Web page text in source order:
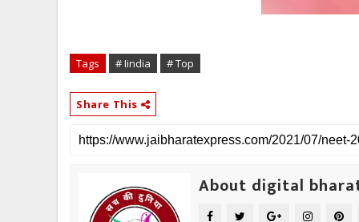
Tags # Iindia # Top
Share This
About digital